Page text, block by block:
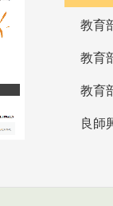
教育
教育
良師